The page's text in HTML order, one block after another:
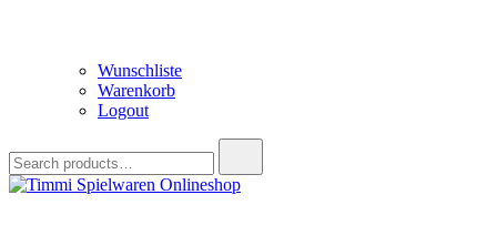
Wunschliste
Warenkorb
Logout
for: